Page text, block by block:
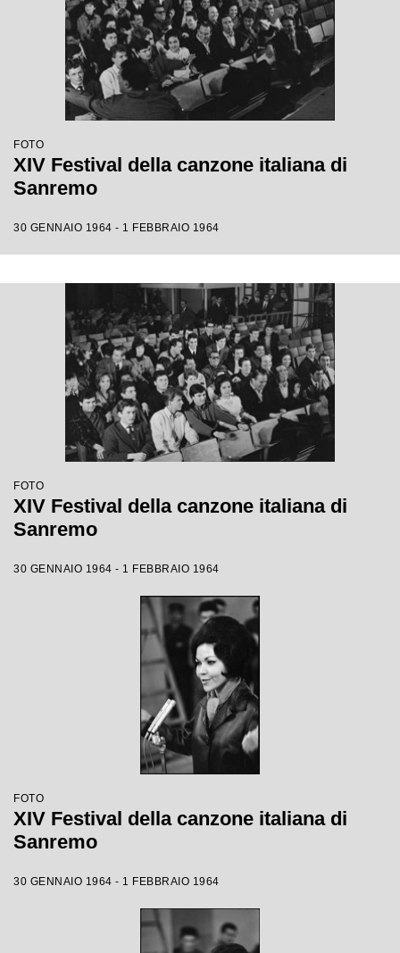
FOTO
XIV Festival della canzone italiana di
Sanremo
30 GENNAIO 1964 - 1 FEBBRAIO 1964
FOTO
XIV Festival della canzone italiana di
Sanremo
30 GENNAIO 1964 - 1 FEBBRAIO 1964
FOTO
XIV Festival della canzone italiana di
Sanremo
30 GENNAIO 1964 - 1 FEBBRAIO 1964